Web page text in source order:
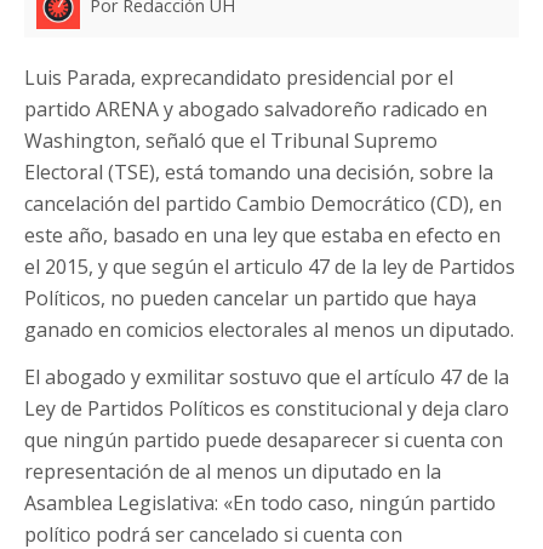
Por Redacción UH
Luis Parada, exprecandidato presidencial por el
partido ARENA y abogado salvadoreño radicado en
Washington, señaló que el Tribunal Supremo
Electoral (TSE), está tomando una decisión, sobre la
cancelación del partido Cambio Democrático (CD), en
este año, basado en una ley que estaba en efecto en
el 2015, y que según el articulo 47 de la ley de Partidos
Políticos, no pueden cancelar un partido que haya
ganado en comicios electorales al menos un diputado.
El abogado y exmilitar sostuvo que el artículo 47 de la
Ley de Partidos Políticos es constitucional y deja claro
que ningún partido puede desaparecer si cuenta con
representación de al menos un diputado en la
Asamblea Legislativa: «En todo caso, ningún partido
político podrá ser cancelado si cuenta con